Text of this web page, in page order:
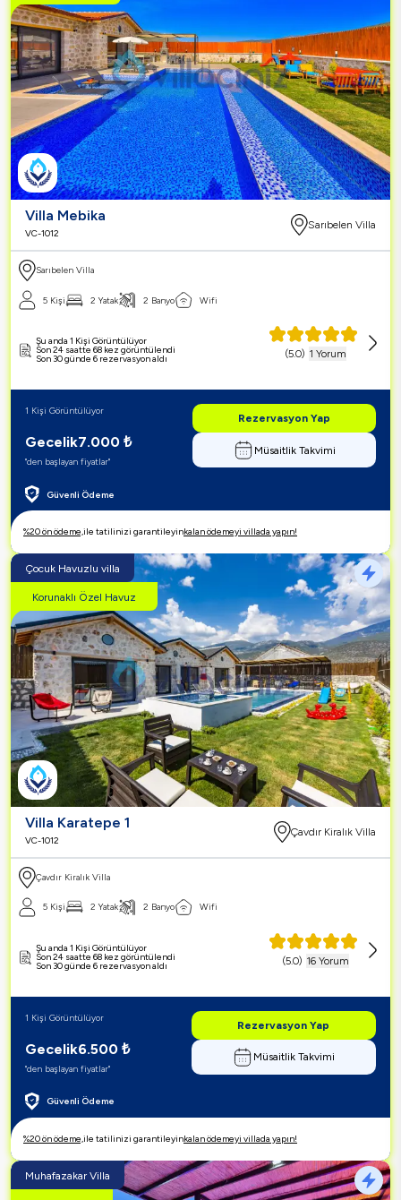
Villa Mebika
VC-1012
Sarıbelen Villa
Sarıbelen Villa
5 Kişi 2 Yatak 2 Banyo Wifi
(5.0) 1 Yorum
Şu anda 1 Kişi Görüntülüyor
Son 24 saatte 68 kez görüntülendi
Son 30 günde 6 rezervasyon aldı
Güvenli Ödeme
Gecelik7.000 ₺
"den başlayan fiyatlar"
1 Kişi Görüntülüyor
Rezervasyon Yap
Müsaitlik Takvimi
%20 ön ödeme,ile tatilinizi garantileyinkalan ödemeyi villada yapın!
Çocuk Havuzlu villa
Korunaklı Özel Havuz
Villa Karatepe 1
VC-1012
Çavdır Kiralık Villa
Çavdır Kiralık Villa
5 Kişi 2 Yatak 2 Banyo Wifi
(5.0) 16 Yorum
Şu anda 1 Kişi Görüntülüyor
Son 24 saatte 68 kez görüntülendi
Son 30 günde 6 rezervasyon aldı
Güvenli Ödeme
Gecelik6.500 ₺
"den başlayan fiyatlar"
1 Kişi Görüntülüyor
Rezervasyon Yap
Müsaitlik Takvimi
%20 ön ödeme,ile tatilinizi garantileyinkalan ödemeyi villada yapın!
Muhafazakar Villa